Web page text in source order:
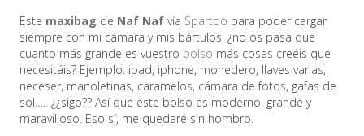
Este maxibag de Naf Naf vía Spartoo para poder cargar
siempre con mi cámara y mis bártulos, ¿no os pasa que
cuanto más grande es vuestro bolso más cosas creéis que
necesitáis? Ejemplo: ipad, iphone, monedero, llaves varias,
neceser, manoletinas, caramelos, cámara de fotos, gafas de
sol….. ¿¿sigo?? Así que este bolso es moderno, grande y
maravilloso. Eso sí, me quedaré sin hombro.